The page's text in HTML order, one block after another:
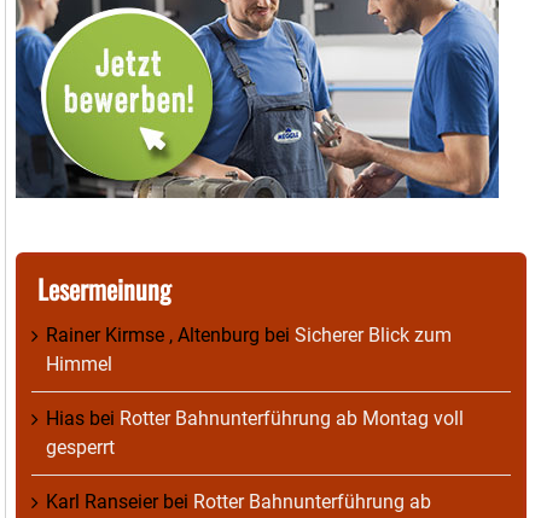
Lesermeinung
Rainer Kirmse , Altenburg bei Sicherer Blick zum
Himmel
Hias bei Rotter Bahnunterführung ab Montag voll
gesperrt
Karl Ranseierbei Rotter Bahnunterführung ab